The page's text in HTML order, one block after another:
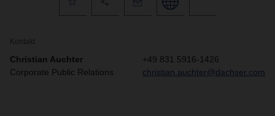
Kontakt
Christian Auchter
Corporate Public Relations
+49 831 5916-1426
christian.auchter@dachser.com